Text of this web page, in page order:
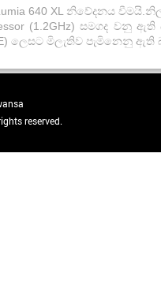
640 XL නිවේදනය
(1.2GHz) සමගද වනු
ලෙසට මිලැතිව පැමිනෙනු
reserved.